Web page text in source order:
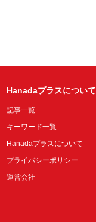
Hanadaプラスについて
記事一覧
キーワード一覧
Hanadaプラスについて
プライバシーポリシー
運営会社